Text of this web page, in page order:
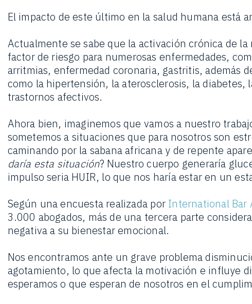
El impacto de este último en la salud humana está
Actualmente se sabe que la activación crónica de
factor de riesgo para numerosas enfermedades,
arritmias, enfermedad coronaria, gastritis, además
como la hipertensión, la aterosclerosis, la diabetes,
trastornos afectivos.
Ahora bien, imaginemos que vamos a nuestro
sometemos a situaciones que para nosotros son
caminando por la sabana africana y de repente
daría esta situación? Nuestro cuerpo generaría
impulso seria HUIR, lo que nos haría estar en un
Según una encuesta realizada porInternationalBar
3.000 abogados, más de una tercera parte
negativa a su bienestar emocional.
Nos encontramos ante un grave problema
agotamiento, lo que afecta la motivación e influye
esperamos o que esperan de nosotros en el